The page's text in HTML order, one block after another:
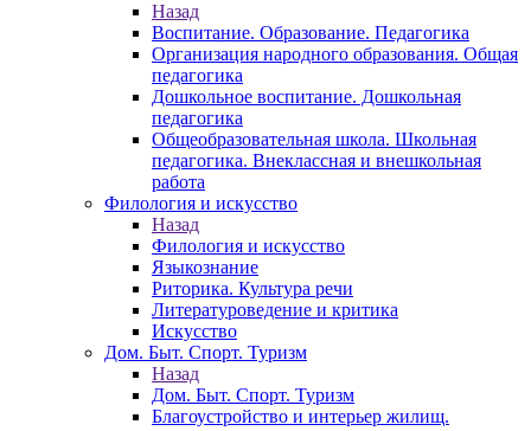
Назад
Воспитание. Образование. Педагогика
Организация народного образования. Общая
педагогика
Дошкольное воспитание. Дошкольная
педагогика
Общеобразовательная школа. Школьная
педагогика. Внеклассная и внешкольная
работа
Филология и искусство
Назад
Филология и искусство
Языкознание
Риторика. Культура речи
Литературоведение и критика
Искусство
Дом. Быт. Спорт. Туризм
Назад
Дом. Быт. Спорт. Туризм
Благоустройство и интерьер жилищ.